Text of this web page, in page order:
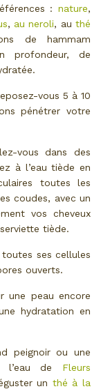
: nature,
, au neroli, au thé
de hammam
profondeur, de
vous 5 à 10
pénétrer votre
vous dans des
à l’eau tiède en
toutes les
coudes, avec un
vos cheveux
tiède.
ses cellules
ouverts.
une peau encore
hydratation en
peignoir ou une
l’eau de Fleurs
un thé à la